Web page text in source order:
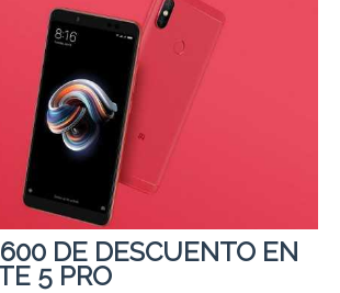
DE DESCUENTO EN
5 PRO